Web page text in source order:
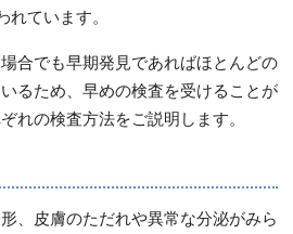
ています。
合でも早期発見であればほとんどの
るため、早めの検査を受けることが
れの検査方法をご説明します。
、皮膚のただれや異常な分泌がみら